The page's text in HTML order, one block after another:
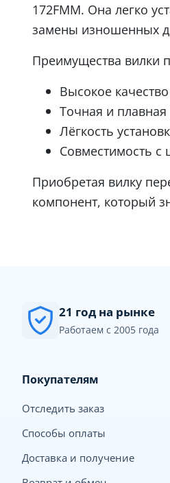
172FMM. Она легко
замены изношенных
Преимущества вилки
Высокое
Точная и
Лёгкость
Совместимость
Приобретая вилку
компонент, который
21 год на рынке
Работаем с 2005 года
Покупателям
Отследить заказ
Способы оплаты
Доставка и получение